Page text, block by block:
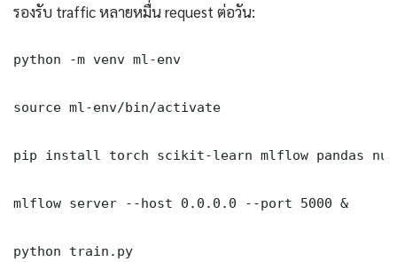
รองรับ traffic หลายหมื่น request ต่อวัน:
python -m venv ml-env
source ml-env/bin/activate
pip install torch scikit-learn mlflow pandas
mlflow server --host 0.0.0.0 --port 5000 &
python train.py